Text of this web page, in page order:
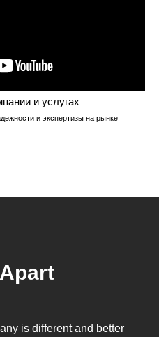
и услугах
и экспертизы на рынке
is different and better